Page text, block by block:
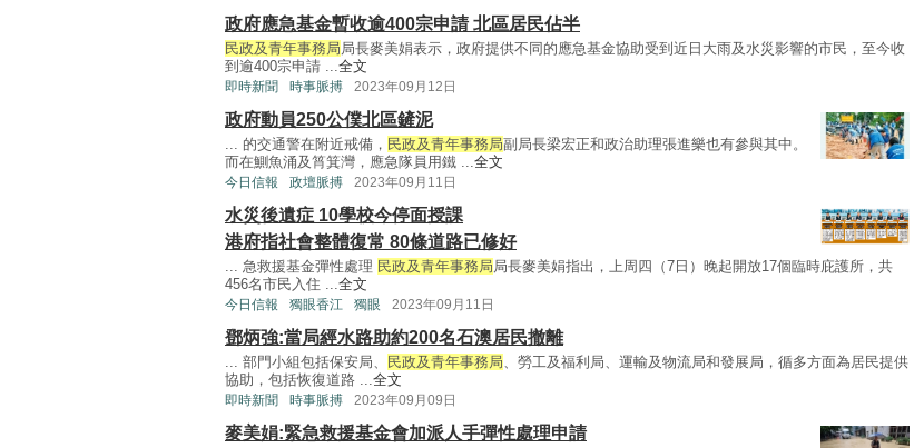
政府應急基金暫收逾400宗申請 北區居民佔半
民政及青年事務局局長麥美娟表示，政府提供不同的應急基金協助受到近日大雨及水災影響的市民，至今收
到逾400宗申請 ...全文
即時新聞 時事脈搏 2023年09月12日
政府動員250公僕北區鏟泥
... 的交通警在附近戒備， 民政及青年事務局副局長梁宏正和政治助理張進樂也有參與其中。
而在鰂魚涌及筲箕灣，應急隊員用鐵 ...全文
今日信報 政壇脈搏 2023年09月11日
水災後遺症 10學校今停面授課
港府指社會整體復常 80條道路已修好
... 急救援基金彈性處理 民政及青年事務局局長麥美娟指出，上周四（7日）晚起開放17個臨時庇護所，共
456名市民入住 ...全文
今日信報 獨眼香江 獨眼 2023年09月11日
鄧炳強:當局經水路助約200名石澳居民撤離
... 部門小組包括保安局、 民政及青年事務局、勞工及福利局、運輸及物流局和發展局，循多方面為居民提供
協助，包括恢復道路 ...全文
即時新聞 時事脈搏 2023年09月09日
麥美娟:緊急救援基金會加派人手彈性處理申請